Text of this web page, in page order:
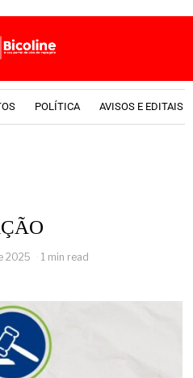
POLÍTICA AVISOS E EDITAIS
2025 1 min read